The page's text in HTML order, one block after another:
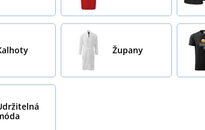
Župany